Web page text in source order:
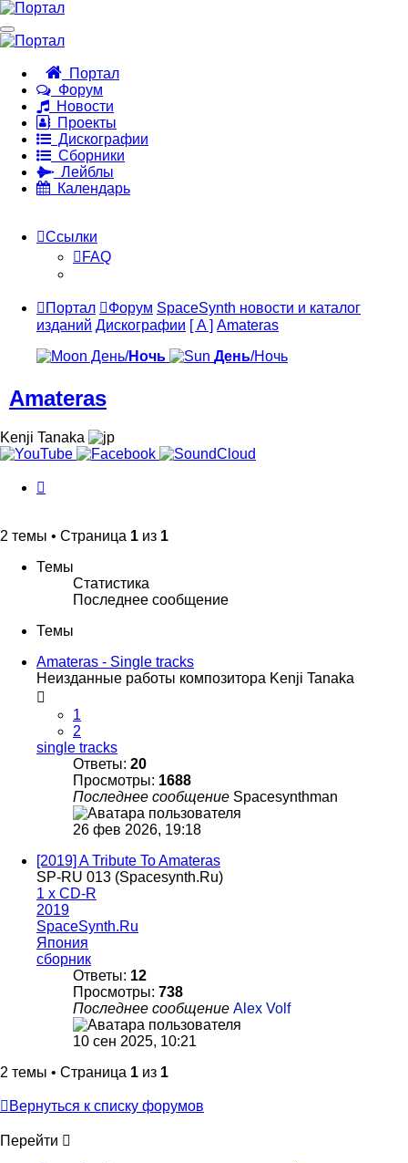
Портал
Форум
Новости
Проекты
Дискографии
Сборники
Лейблы
Календарь
Ссылки
FAQ
Портал Форум SpaceSynth новости и каталог
изданий Дискографии [ A ] Amateras
День/Ночь День/Ночь
Amateras
Kenji Tanaka
2 темы • Страница 1 из 1
Темы
Статистика
Последнее сообщение
Темы
Amateras - Single tracks
Неизданные работы композитора Kenji Tanaka
1
2
single tracks
Ответы: 20
Просмотры: 1688
Последнее сообщение Spacesynthman
26 фев 2026, 19:18
[2019] A Tribute To Amateras
SP-RU 013 (Spacesynth.Ru)
1 x CD-R
2019
SpaceSynth.Ru
Япония
сборник
Ответы: 12
Просмотры: 738
Последнее сообщение Alex Volf
10 сен 2025, 10:21
2 темы • Страница 1 из 1
Вернуться к списку форумов
Перейти